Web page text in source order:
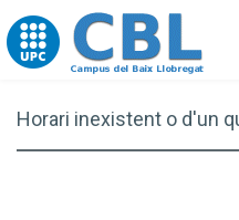
Go to upc.edu
Horari inexistent o d'un